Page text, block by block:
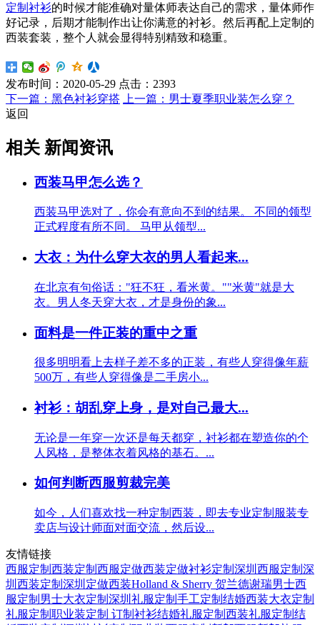
定制衬衫的时候才能准确对量体师表达自己的需求，量体师作
好记录，后期才能制作出让你满意的衬衫。然后再配上定制的
西装套装，整个人就会显得特别精致和稳重。
发布时间： 2020-05-29 点击： 2393
下一篇：黑色衬衫穿搭
上一篇：男士夏季职业装怎么穿？
返回
相关 新闻资讯
西装马甲怎么选？
西装马甲选对了，你会有意向不到的结果。 不同的领型
正式程度有所不同。 马甲从领型...
大衣：为什么穿大衣的男人看起来...
在北京有句俗话："狂不狂，看米黄。""米黄"就是大
衣。男人冬天穿大衣，才是身份的象...
面料是一件正装的重中之重
很多明明看上去样子差不多的正装，有些人穿得像年薪
500万，有些人穿得像是二手房小...
衬衫：胡乱穿上身，是对自己最大...
无论是一年穿一次还是每天都穿，衬衫都在塑造你的个
人风格，是整体衣着风格的基石。...
如何判断西服剪裁完美
如今，人们喜欢找一种定制西装，即去专业定制服装专
卖店与设计师面对面交流，然后设...
友情链接
西服定制 西装定制 西服定做西装定做衬衫定制 深圳西服定制 深
圳西装定制 深圳定做西装Holland & Sherry 贺兰德谢瑞男士西
服定制 男士大衣定制 深圳礼服定制 手工定制 结婚西装大衣定制
礼服定制 职业装定制 订制衬衫结婚礼服定制 西装礼服定制 结